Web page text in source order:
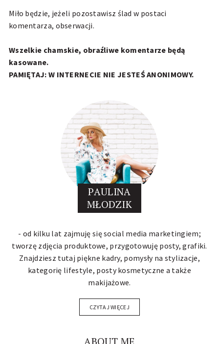
Miło będzie, jeżeli pozostawisz ślad w postaci
komentarza, obserwacji.
Wszelkie chamskie, obraźliwe komentarze będą
kasowane.
PAMIĘTAJ: W INTERNECIE NIE JESTEŚ ANONIMOWY.
PAULINA
MŁODZIK
- od kilku lat zajmuję się social media marketingiem;
tworzę zdjęcia produktowe, przygotowuję posty, grafiki.
Znajdziesz tutaj piękne kadry, pomysły na stylizacje,
kategorię lifestyle, posty kosmetyczne a także
makijażowe.
CZYTAJ WIĘCEJ
ABOUT ME